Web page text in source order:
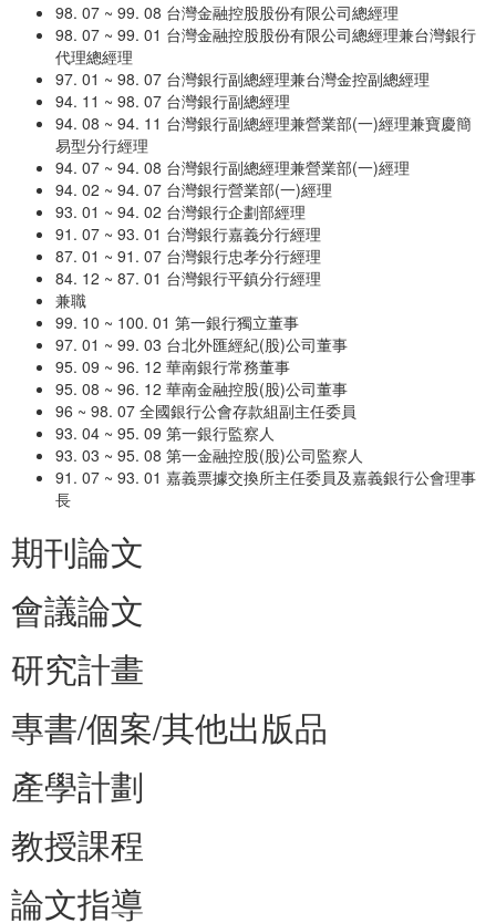
98. 07 ~ 99. 08 台灣金融控股股份有限公司總經理
98. 07 ~ 99. 01 台灣金融控股股份有限公司總經理兼台灣銀行
代理總經理
97. 01 ~ 98. 07 台灣銀行副總經理兼台灣金控副總經理
94. 11 ~ 98. 07 台灣銀行副總經理
94. 08 ~ 94. 11 台灣銀行副總經理兼營業部(一)經理兼寶慶簡
易型分行經理
94. 07 ~ 94. 08 台灣銀行副總經理兼營業部(一)經理
94. 02 ~ 94. 07 台灣銀行營業部(一)經理
93. 01 ~ 94. 02 台灣銀行企劃部經理
91. 07 ~ 93. 01 台灣銀行嘉義分行經理
87. 01 ~ 91. 07 台灣銀行忠孝分行經理
84. 12 ~ 87. 01 台灣銀行平鎮分行經理
兼職
99. 10 ~ 100. 01 第一銀行獨立董事
97. 01 ~ 99. 03 台北外匯經紀(股)公司董事
95. 09 ~ 96. 12 華南銀行常務董事
95. 08 ~ 96. 12 華南金融控股(股)公司董事
96 ~ 98. 07 全國銀行公會存款組副主任委員
93. 04 ~ 95. 09 第一銀行監察人
93. 03 ~ 95. 08 第一金融控股(股)公司監察人
91. 07 ~ 93. 01 嘉義票據交換所主任委員及嘉義銀行公會理事
長
期刊論文
會議論文
研究計畫
專書/個案/其他出版品
產學計劃
教授課程
論文指導